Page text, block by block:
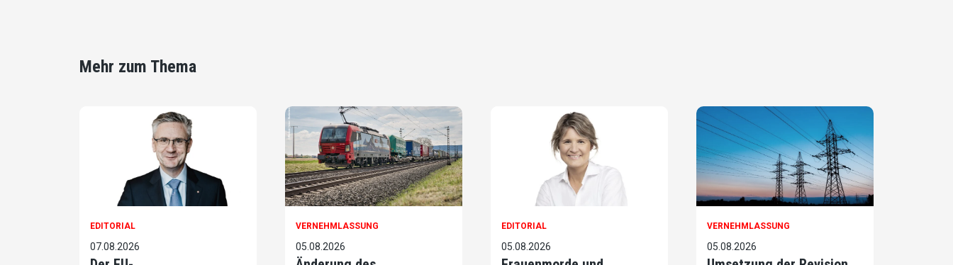
Mehr zum Thema
EDITORIAL
07.08.2026
VERNEHMLASSUNG
05.08.2026
EDITORIAL
05.08.2026
VERNEHMLASSUNG
05.08.2026